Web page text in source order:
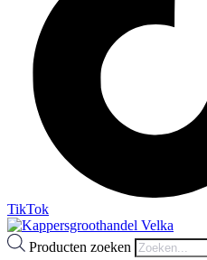
TikTok
Producten zoeken